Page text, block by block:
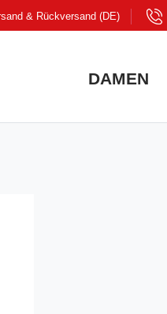
& Rückversand (DE)
DAMEN